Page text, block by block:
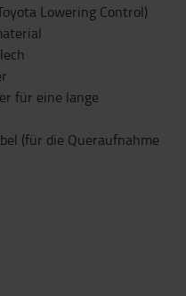
Lowering Control)
für eine lange
(für die Queraufnahme